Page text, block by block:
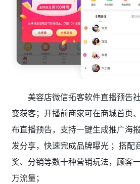
美容店微信拓客软件直播预告
变获客；开播前商家可在商城首页
布直播预告，支持一键生成推广海
发分享，快速完成品牌曝光 ；搭配
奖、分销等数十种营销玩法，顾客
万流量；